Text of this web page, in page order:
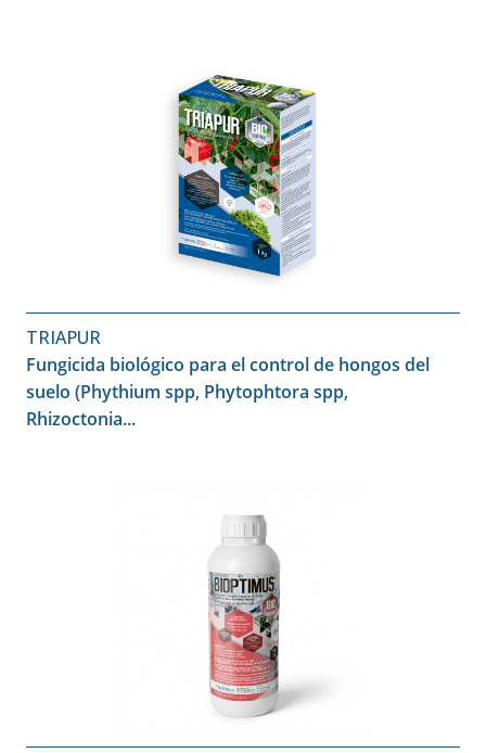
TRIAPUR
Fungicida biológico para el control de hongos del
suelo (Phythium spp, Phytophtora spp,
Rhizoctonia...